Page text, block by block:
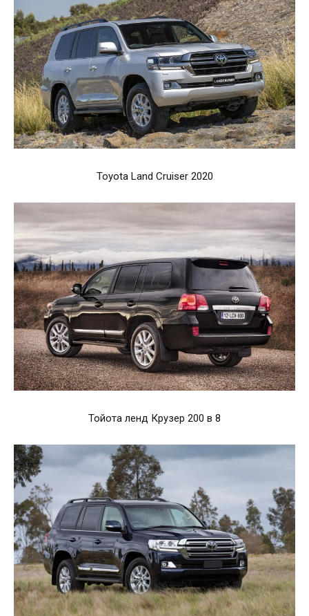
Toyota Land Cruiser 2020
Тойота ленд Крузер 200 в 8